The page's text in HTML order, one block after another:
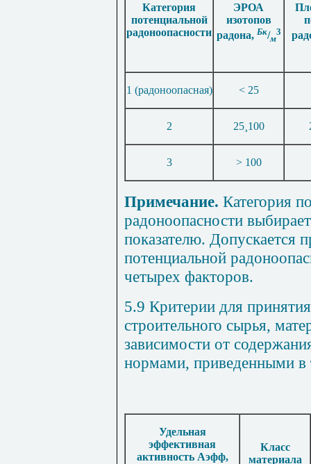
Категория
потенциальной
радоноопасности
ЭРОА
изотопов
радона, Бк/м
3
1 (радоноопасная) < 25
2 25¸ 100
3 > 100
Примечание. Категория
радоноопасности
показателю. Допускается
потенциальной
четырех факторов.
5.9 Критерии для
строительного сырья,
зависимости от
нормами, приведенными в
Удельная
эффективная
активность Аэфф,
Класс
материала